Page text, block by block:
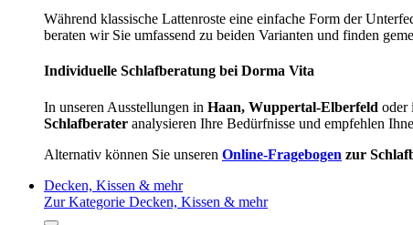
Während klassische Lattenroste eine einfache Form der
beraten wir Sie umfassend zu beiden Varianten und finden
Individuelle Schlafberatung bei Dorma Vita
In unseren Ausstellungen in Haan, Wuppertal-Elberfeld oder
Schlafberater analysieren Ihre Bedürfnisse und empfehlen
Alternativ können Sie unseren Online-Fragebogen zur
Decken, Kissen & mehr
Zur Kategorie Decken, Kissen & mehr